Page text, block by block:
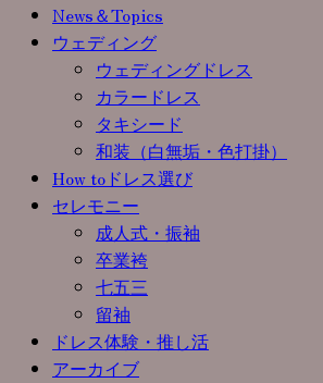
News＆Topics
ウェディング
ウェディングドレス
カラードレス
タキシード
和装（白無垢・色打掛）
How toドレス選び
セレモニー
成人式・振袖
卒業袴
七五三
留袖
ドレス体験・推し活
アーカイブ